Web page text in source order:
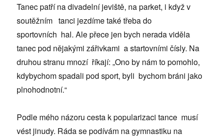
Tanec patří na divadelní jeviště, na parket, i když v
soutěžním tanci jezdíme také třeba do
sportovních hal. Ale přece jen bych nerada viděla
tanec pod nějakými zářivkami a startovními čísly. Na
druhou stranu mnozí říkají: „Ono by nám to pomohlo,
kdybychom spadali pod sport, byli bychom bráni jako
plnohodnotní.“
Podle mého názoru cesta k popularizaci tance musí
vést jinudy. Ráda se podívám na gymnastiku na